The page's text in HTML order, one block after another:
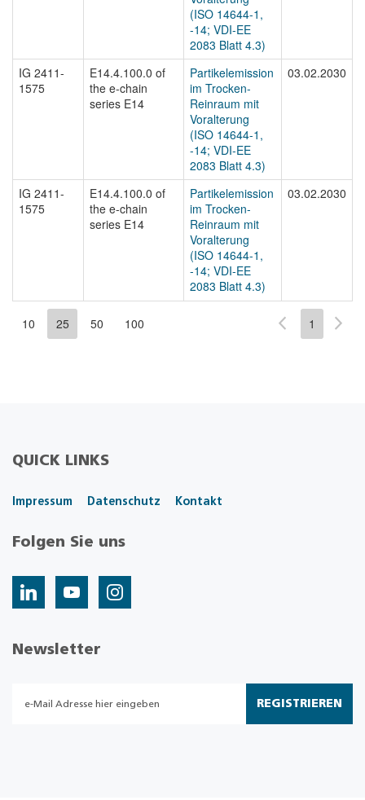
(ISO 14644-1,
-14; VDI-EE
2083 Blatt 4.3)
IG 2411-
1575
E14.4.100.0 of
the e-chain
series E14
Partikelemission
im Trocken-
Reinraum mit
Voralterung
(ISO 14644-1,
-14; VDI-EE
2083 Blatt 4.3)
03.02.2030
IG 2411-
1575
E14.4.100.0 of
the e-chain
series E14
Partikelemission
im Trocken-
Reinraum mit
Voralterung
(ISO 14644-1,
-14; VDI-EE
2083 Blatt 4.3)
03.02.2030
10 25 50 100 1
QUICK LINKS
Impressum Datenschutz Kontakt
Folgen Sie uns
Newsletter
REGISTRIEREN